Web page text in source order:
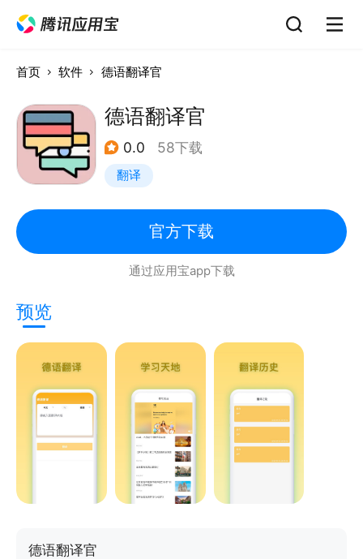
首页 软件 德语翻译官
德语翻译官
0.0 58下载
翻译
官方下载
通过应用宝app下载
预览
德语翻译官